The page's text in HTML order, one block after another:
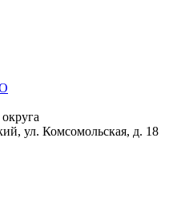
ул. Комсомольская, д. 18